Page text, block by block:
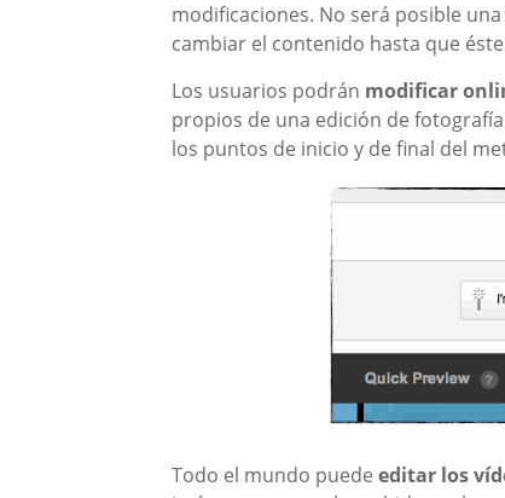
modificaciones. No será posible
cambiar el contenido hasta que
Los usuarios podrán modificar
propios de una edición de
los puntos de inicio y de final del
Todo el mundo puede editar los